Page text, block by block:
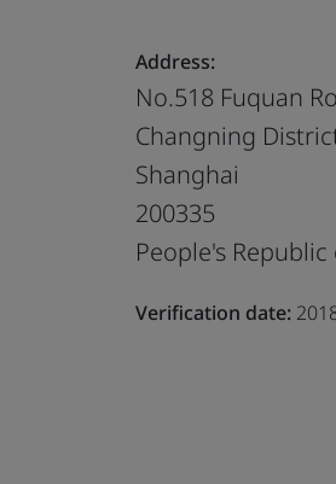
Address:
No.518 Fuquan
Changning
Shanghai
200335
People's Republic
Verification date: